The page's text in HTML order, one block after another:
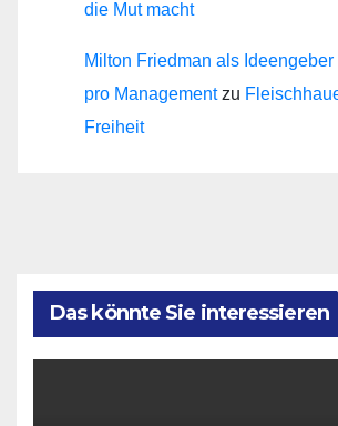
die Mut macht
Milton Friedman als Ideengeber
pro Managementzu
Freiheit
Das könnte Sie interessieren